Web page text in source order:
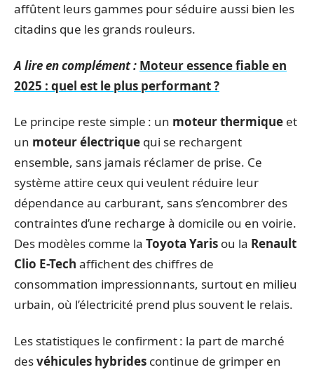
affûtent leurs gammes pour séduire aussi bien les
citadins que les grands rouleurs.
A lire en complément : Moteur essence fiable en
2025 : quel est le plus performant ?
Le principe reste simple : un moteur thermique et
un moteur électrique qui se rechargent
ensemble, sans jamais réclamer de prise. Ce
système attire ceux qui veulent réduire leur
dépendance au carburant, sans s’encombrer des
contraintes d’une recharge à domicile ou en voirie.
Des modèles comme la Toyota Yaris ou la Renault
Clio E-Tech affichent des chiffres de
consommation impressionnants, surtout en milieu
urbain, où l’électricité prend plus souvent le relais.
Les statistiques le confirment : la part de marché
desvéhicules hybrides continue de grimper en